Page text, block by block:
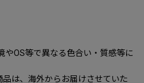
やOS等で異なる色合い・質感等に
は、海外からお届けさせていた